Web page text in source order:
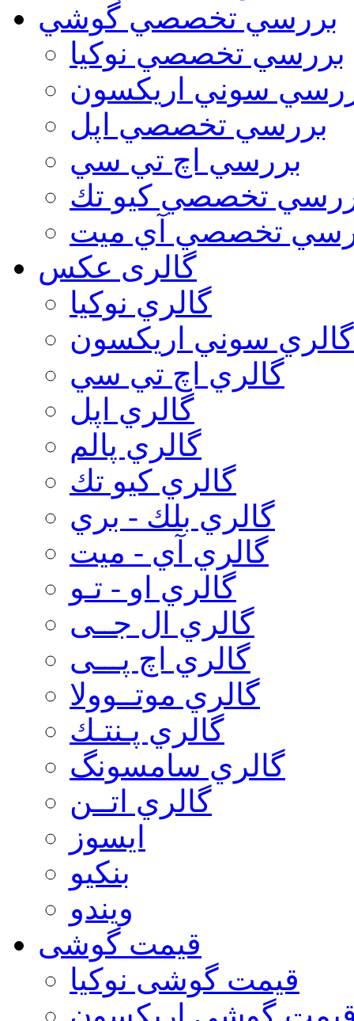
بررسي تخصصي گوشي
بررسي تخصصي نوكيا
سوني اريكسون
بررسي تخصصي اپل
بررسي اچ تي سي
تخصصي كيو تك
تخصصي آي ميت
گالری عکس
گالري نوكيا
گالري سوني اريكسون
گالري اچ تي سي
گالري اپل
گالري پالم
گالري كيو تك
گالري بلك - بري
گالري آي - ميت
گالري او - تـو
گالري ال جــی
گالري اچ پـــی
گالري موتــوولا
گالري پـنتـك
گالري سامسونگ
گالري اتــن
ایسوز
بنکیو
ویندو
قیمت گوشی
قیمت گوشی نوكيا